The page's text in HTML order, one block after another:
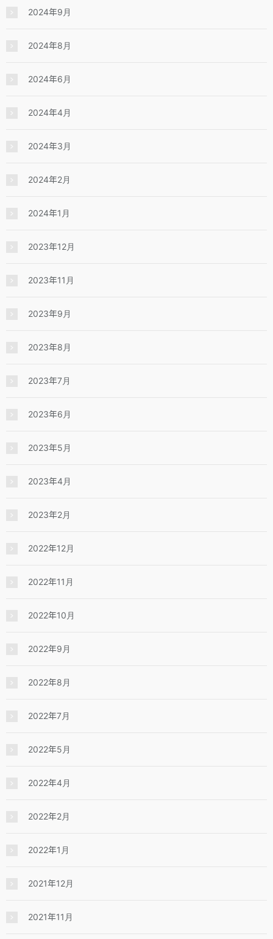
2024年9月
2024年8月
2024年6月
2024年4月
2024年3月
2024年2月
2024年1月
2023年12月
2023年11月
2023年9月
2023年8月
2023年7月
2023年6月
2023年5月
2023年4月
2023年2月
2022年12月
2022年11月
2022年10月
2022年9月
2022年8月
2022年7月
2022年5月
2022年4月
2022年2月
2022年1月
2021年12月
2021年11月